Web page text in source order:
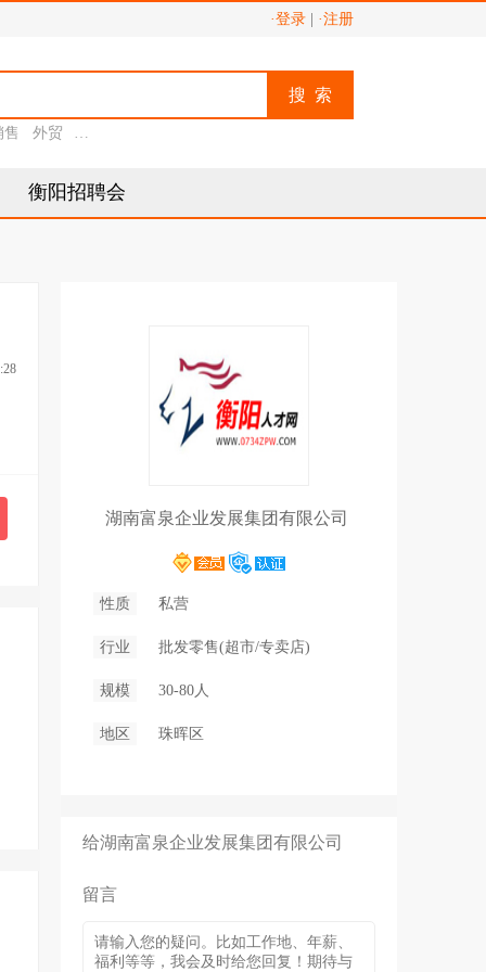
·登录 ·注册
搜 索
售 外贸 助理
衡阳招聘会
湖南富泉企业发展集团有限公司
性质 私营
行业 批发零售(超市/专卖店)
规模 30-80人
地区 珠晖区
给湖南富泉企业发展集团有限公司
留言